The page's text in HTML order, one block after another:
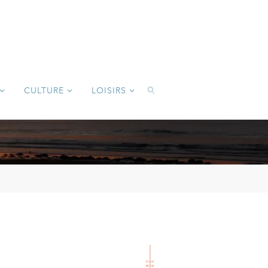
CULTURE LOISIRS
SEARCH